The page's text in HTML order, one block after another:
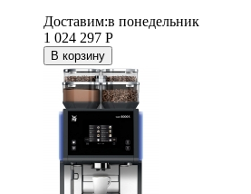
Доставим:в понедельник
1 024 297 Р
В корзину